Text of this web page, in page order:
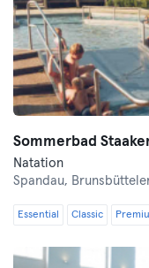
Sommerbad
Natation
Spandau,
Essential Classic